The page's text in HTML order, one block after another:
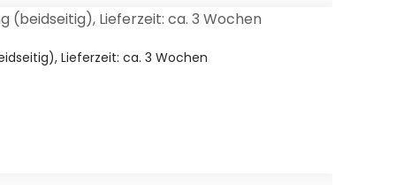
Lieferzeit: ca. 3 Wochen